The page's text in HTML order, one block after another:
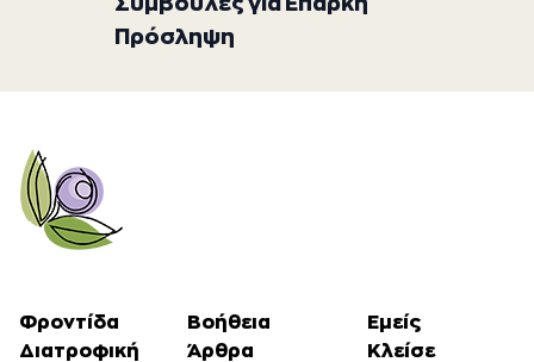
Πρόσληψη
Φροντίδα
Διατροφική
Βοήθεια
Άρθρα
Εμείς
Κλείσε